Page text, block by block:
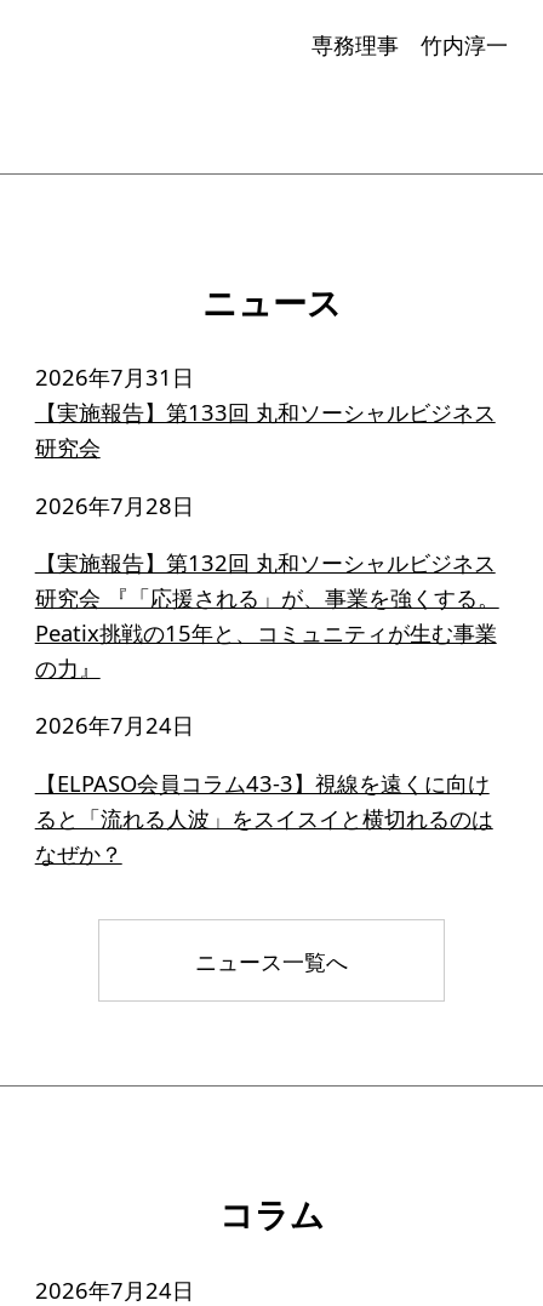
専務理事 竹内淳一
ニュース
2026年7月31日
【実施報告】第133回 丸和ソーシャルビジネス
研究会
2026年7月28日
【実施報告】第132回 丸和ソーシャルビジネス
研究会 『「応援される」が、事業を強くする。
Peatix挑戦の15年と、コミュニティが生む事業
の力』
2026年7月24日
【ELPASO会員コラム43-3】視線を遠くに向け
ると「流れる人波」をスイスイと横切れるのは
なぜか？
ニュース一覧へ
コラム
2026年7月24日